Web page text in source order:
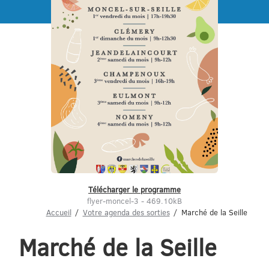
Menu
Télécharger le programme
flyer-moncel-3 - 469.10kB
Accueil
Votre agenda des sorties Marché de la Seille
Marché de la Seille